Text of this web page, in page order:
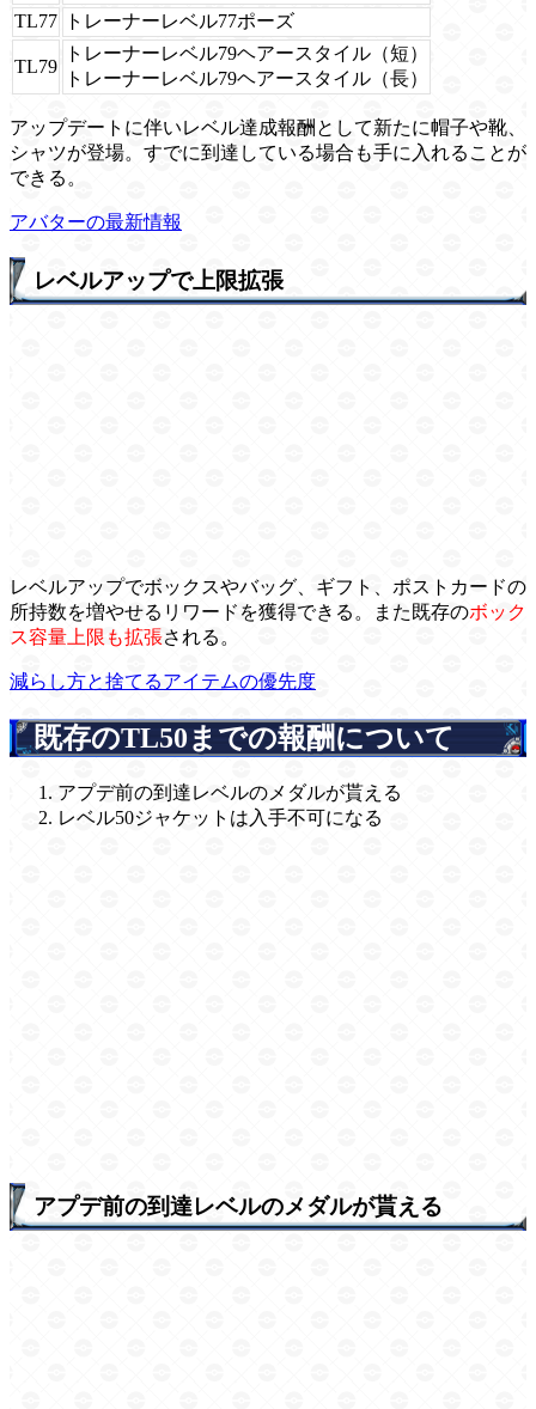
TL77
トレーナーレベル77ポーズ
TL79
トレーナーレベル79ヘアースタイル（短）
トレーナーレベル79ヘアースタイル（長）
アップデートに伴いレベル達成報酬として新たに帽子や靴、
シャツが登場。すでに到達している場合も手に入れることが
できる。
アバターの最新情報
レベルアップで上限拡張
レベルアップでボックスやバッグ、ギフト、ポストカードの
所持数を増やせるリワードを獲得できる。また既存のボック
ス容量上限も拡張される。
減らし方と捨てるアイテムの優先度
既存のTL50までの報酬について
アプデ前の到達レベルのメダルが貰える
レベル50ジャケットは入手不可になる
アプデ前の到達レベルのメダルが貰える